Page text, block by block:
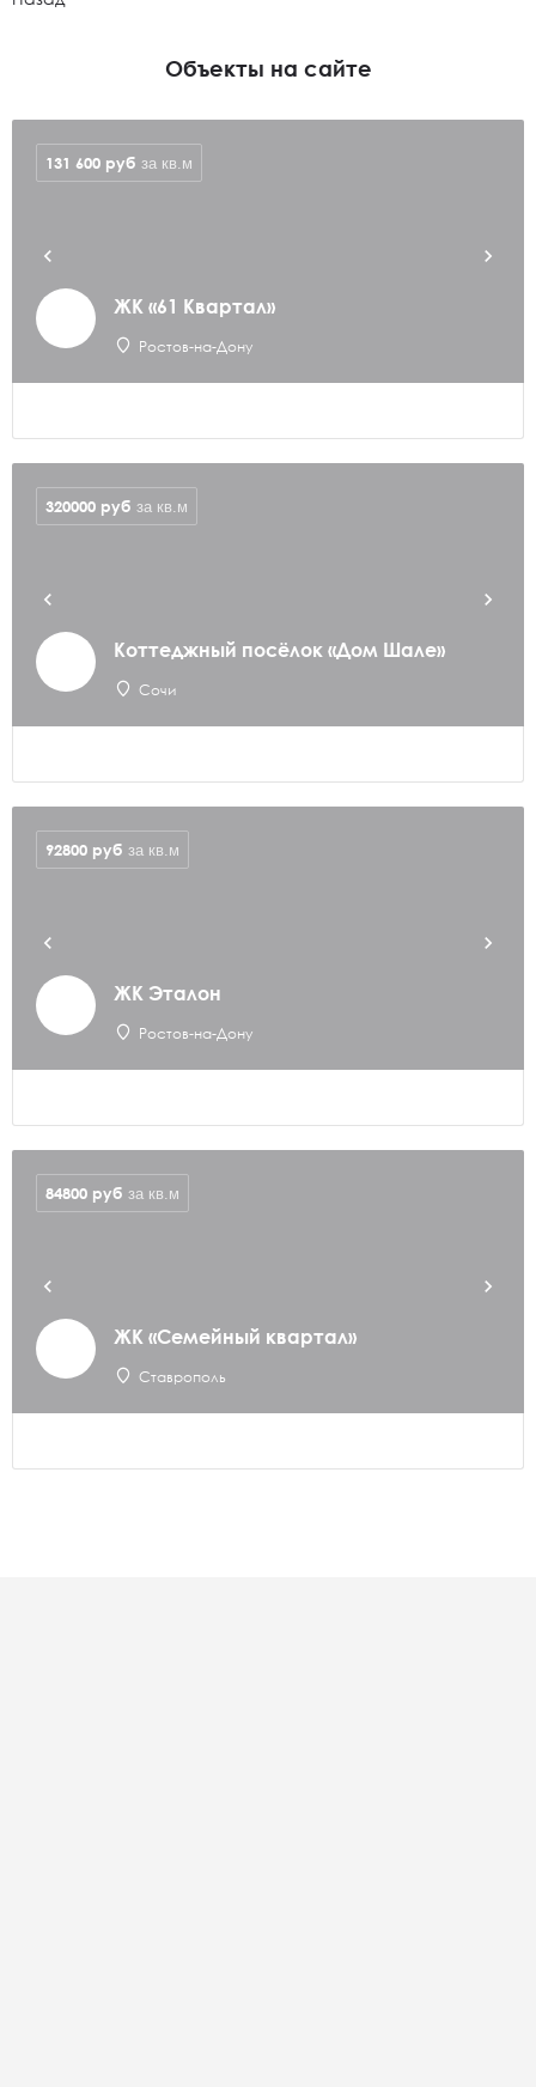
Объекты на сайте
ЖК «61 Квартал»
Ростов-на-Дону
131 600 руб за кв.м
Коттеджный посёлок «Дом Шале»
Сочи
320000 руб за кв.м
ЖК Эталон
Ростов-на-Дону
92800 руб за кв.м
ЖК «Семейный квартал»
Ставрополь
84800 руб за кв.м